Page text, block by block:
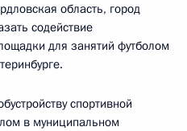
область, город
содействие
для занятий футболом
спортивной
в муниципальном